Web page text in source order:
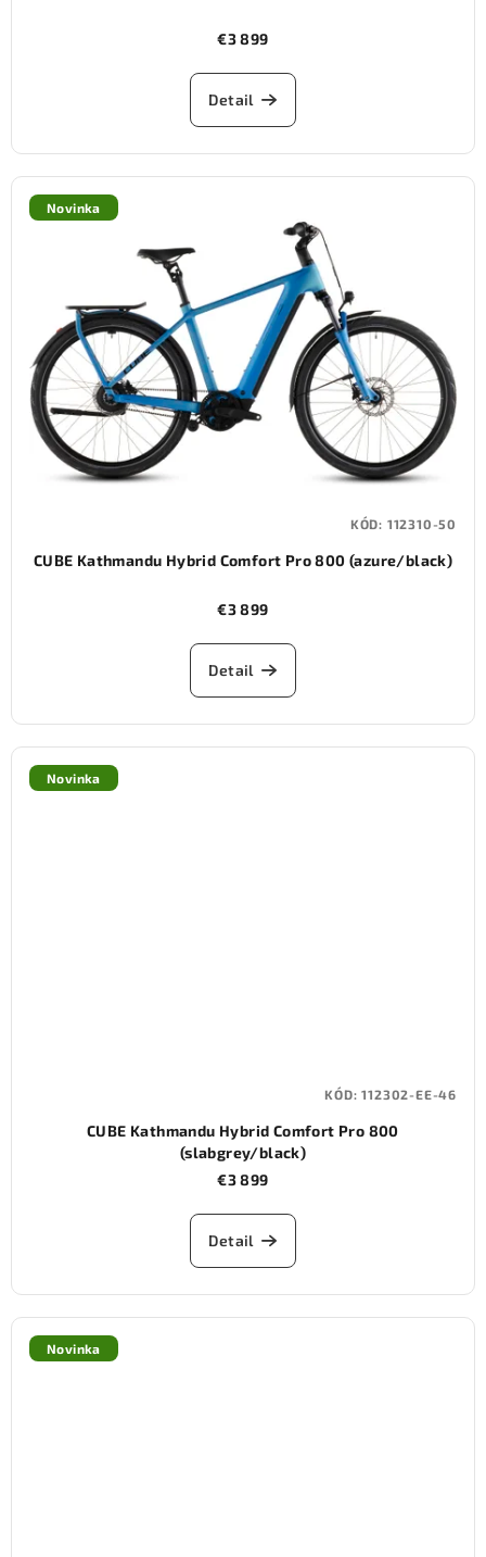
€3 899
Detail
Novinka
CUBE Kathmandu Hybrid Comfort Pro 800 (azure/black)
€3 899
Detail
KÓD: 112310-50
Novinka
CUBE Kathmandu Hybrid Comfort Pro 800
(slabgrey/black)
€3 899
Detail
KÓD:112302-EE-46
Novinka